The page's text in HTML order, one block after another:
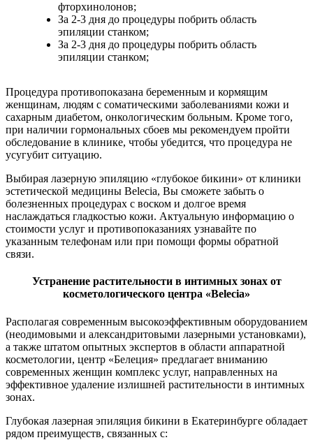
фторхинолонов;
За 2-3 дня до процедуры побрить область
эпиляции станком;
За 2-3 дня до процедуры побрить область
эпиляции станком;
Процедура противопоказана беременным и кормящим
женщинам, людям с соматическими заболеваниями кожи и
сахарным диабетом, онкологическим больным. Кроме того,
при наличии гормональных сбоев мы рекомендуем пройти
обследование в клинике, чтобы убедится, что процедура не
усугубит ситуацию.
Выбирая лазерную эпиляцию «глубокое бикини» от клиники
эстетической медицины Belecia, Вы сможете забыть о
болезненных процедурах с воском и долгое время
наслаждаться гладкостью кожи. Актуальную информацию о
стоимости услуг и противопоказаниях узнавайте по
указанным телефонам или при помощи формы обратной
связи.
Устранение растительности в интимных зонах от
косметологического центра «Belecia»
Располагая современным высокоэффективным оборудованием
(неодимовыми и александритовыми лазерными установками),
а также штатом опытных экспертов в области аппаратной
косметологии, центр «Белеция» предлагает вниманию
современных женщин комплекс услуг, направленных на
эффективное удаление излишней растительности в интимных
зонах.
Глубокая лазерная эпиляция бикини в Екатеринбурге обладает
рядом преимуществ, связанных с: